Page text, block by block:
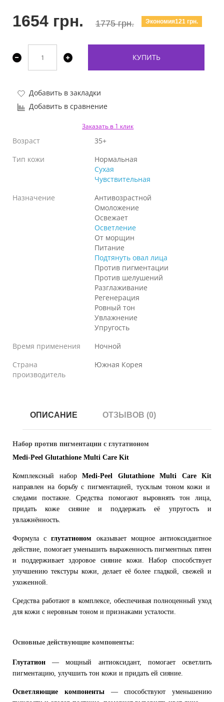
1654 грн. 1775 грн. Экономия121 грн.
КУПИТЬ
Добавить в закладки
Добавить в сравнение
Заказать в 1 клик
Возраст
35+
Тип кожи
Нормальная
Сухая
Чувствительная
Назначение
Антивозрастной
Омоложение
Освежает
Осветление
От морщин
Питание
Подтянуть овал лица
Против пигментации
Против шелушений
Разглаживание
Регенерация
Ровный тон
Увлажнение
Упругость
Время применения
Ночной
Страна
производитель
Южная Корея
ОПИСАНИЕ ОТЗЫВОВ (0)
Набор против пигментации с глутатионом
Medi-Peel Glutathione Multi Care Kit
Комплексный набор Medi-Peel Glutathione Multi Care Kit
направлен на борьбу с пигментацией, тусклым тоном кожи и
следами постакне. Средства помогают выровнять тон лица,
придать коже сияние и поддержать её упругость и
увлажнённость.
Формула сглутатионом оказывает мощное антиоксидантное
действие, помогает уменьшить выраженность пигментных пятен
и поддерживает здоровое сияние кожи. Набор способствует
улучшению текстуры кожи, делает её более гладкой, свежей и
ухоженной.
Средства работают в комплексе, обеспечивая полноценный уход
для кожи с неровным тоном и признаками усталости.
Основные действующие компоненты:
Глутатион — мощный антиоксидант, помогает осветлить
пигментацию, улучшить тон кожи и придать ей сияние.
Осветляющие компоненты— способствуют уменьшению